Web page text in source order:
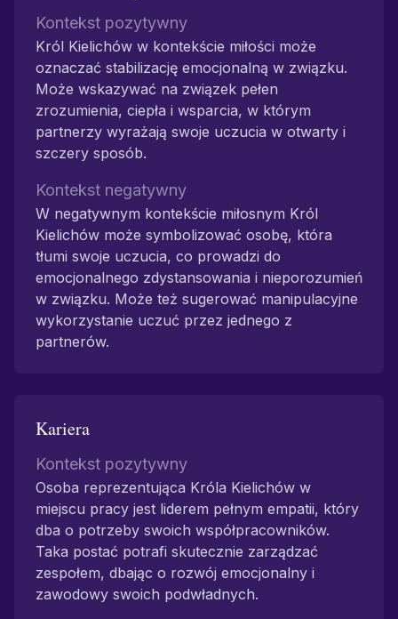
Kontekst pozytywny
Król Kielichów w kontekście miłości może
oznaczać stabilizację emocjonalną w związku.
Może wskazywać na związek pełen
zrozumienia, ciepła i wsparcia, w którym
partnerzy wyrażają swoje uczucia w otwarty i
szczery sposób.
Kontekst negatywny
W negatywnym kontekście miłosnym Król
Kielichów może symbolizować osobę, która
tłumi swoje uczucia, co prowadzi do
emocjonalnego zdystansowania i nieporozumień
w związku. Może też sugerować manipulacyjne
wykorzystanie uczuć przez jednego z
partnerów.
Kariera
Kontekst pozytywny
Osoba reprezentująca Króla Kielichów w
miejscu pracy jest liderem pełnym empatii, który
dba o potrzeby swoich współpracowników.
Taka postać potrafi skutecznie zarządzać
zespołem, dbając o rozwój emocjonalny i
zawodowy swoich podwładnych.